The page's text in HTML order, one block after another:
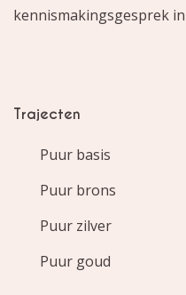
kennismakingsgesprek
Trajecten
Puur basis
Puur brons
Puur zilver
Puur goud